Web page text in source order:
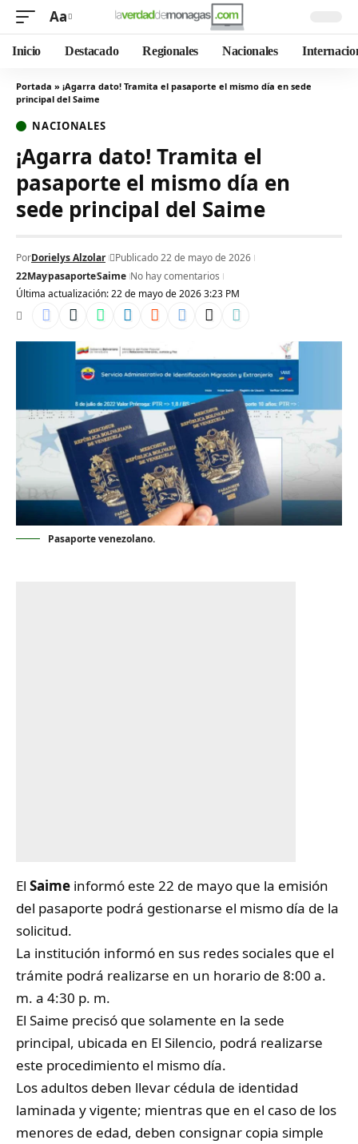
Aa
Inicio Destacado Regionales Nacionales
Portada » ¡Agarra dato! Tramita el pasaporte el mismo día en sede
principal del Saime
NACIONALES
¡Agarra dato! Tramita el
pasaporte el mismo día en
sede principal del Saime
Última actualización: 22 de mayo de 2026 3:23 PM
PorDorielys Alzolar
Publicado 22 de mayo de 2026
22MaypasaporteSaime No hay comentarios
Pasaporte venezolano.
El Saime informó este 22 de mayo que la emisión
del pasaporte podrá gestionarse el mismo día de la
solicitud.
La institución informó en sus redes sociales que el
trámite podrá realizarse en un horario de 8:00 a.
m. a 4:30 p. m.
El Saime precisó que solamente en la sede
principal, ubicada en El Silencio, podrá realizarse
este procedimiento el mismo día.
Los adultos deben llevar cédula de identidad
laminada y vigente; mientras que en el caso de los
menores de edad, deben consignar copia simple